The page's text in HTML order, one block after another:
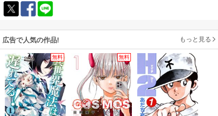
広告で人気の作品! もっと見る
無料 無料